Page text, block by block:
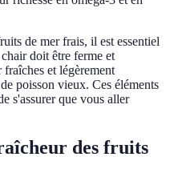
de mer frais, il est essentiel
doit être ferme et
fraîches et légèrement
poisson vieux. Ces éléments
s'assurer que vous aller
des fruits